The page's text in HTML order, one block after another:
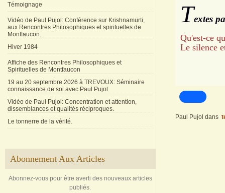
Témoignage
Vidéo de Paul Pujol: Conférence sur Krishnamurti,
aux Rencontres Philosophiques et spirituelles de
Montfaucon.
Hiver 1984
Affiche des Rencontres Philosophiques et
Spirituelles de Montfaucon
19 au 20 septembre 2026 à TREVOUX: Séminaire
connaissance de soi avec Paul Pujol
Vidéo de Paul Pujol: Concentration et attention,
dissemblances et qualités réciproques.
Le tonnerre de la vérité.
Abonnement Aux Articles
Abonnez-vous pour être averti des nouveaux articles
publiés.
Textes
Qu'est-ce
Le silence
Paul Pujol dans